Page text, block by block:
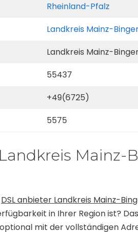
Rheinland-Pfalz
Landkreis Mainz-
Landkreis Mainz-
55437
+49(6725)
5575
Mainz-
DSL anbieter Landkreis Mainz-
in Ihrer Region ist?
mit der vollständigen